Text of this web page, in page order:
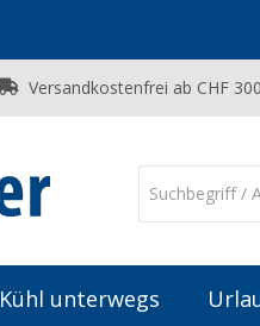
Versandkostenfrei ab CHF 300
Kühl unterwegs